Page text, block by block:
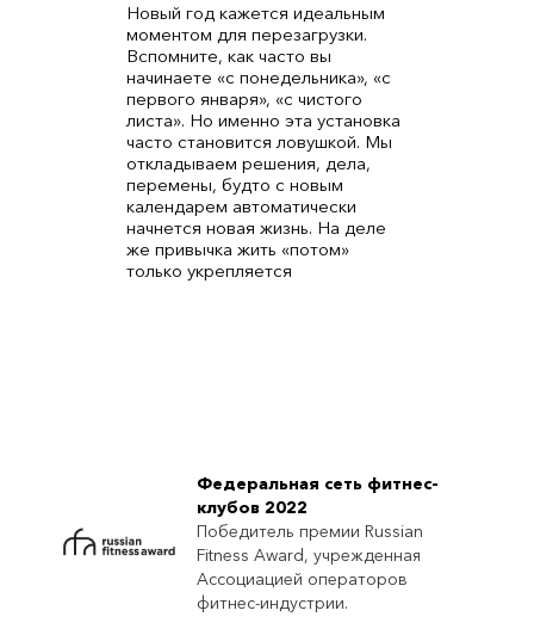
Новый год кажется идеальным
моментом для перезагрузки.
Вспомните, как часто вы
начинаете «с понедельника», «с
первого января», «с чистого
листа». Но именно эта установка
часто становится ловушкой. Мы
откладываем решения, дела,
перемены, будто с новым
календарем автоматически
начнется новая жизнь. На деле
же привычка жить «потом»
только укрепляется
Федеральная сеть фитнес-
клубов 2022
Победитель премии Russian
Fitness Award, учрежденная
Ассоциацией операторов
фитнес-индустрии.